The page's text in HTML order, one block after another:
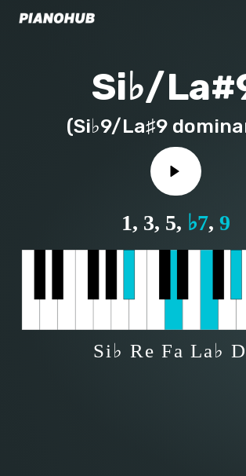
Si♭/La#
(Si♭9/La♯9
1, 3, 5, ♭7, 9
Si♭ Re Fa La♭